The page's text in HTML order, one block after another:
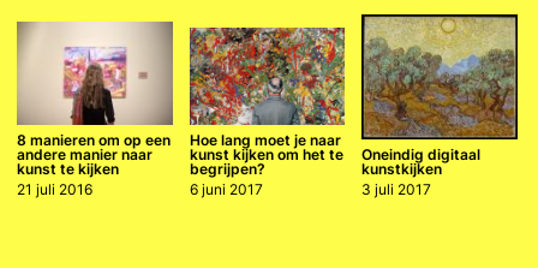
8 manieren om op een
andere manier naar
kunst te kijken
21 juli 2016
Hoe lang moet je naar
kunst kijken om het te
begrijpen?
6 juni 2017
Oneindig digitaal
kunstkijken
3 juli 2017